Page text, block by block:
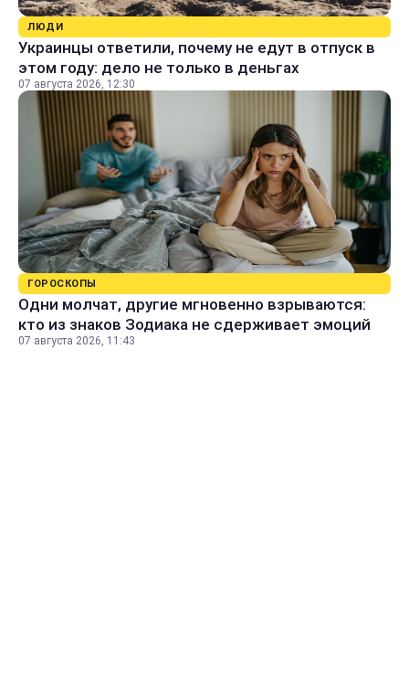
ЛЮДИ
Украинцы ответили, почему не едут в отпуск в
этом году: дело не только в деньгах
07 августа 2026, 12:30
ГОРОСКОПЫ
Одни молчат, другие мгновенно взрываются:
кто из знаков Зодиака не сдерживает эмоций
07 августа 2026, 11:43